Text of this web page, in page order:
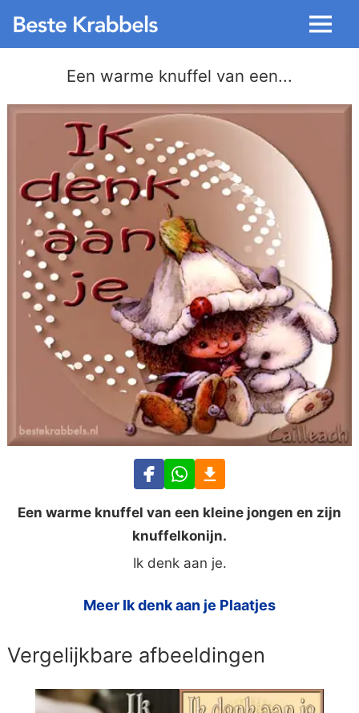
Menu
Een warme knuffel van een...
Een warme knuffel van een kleine jongen en zijn
knuffelkonijn.
Ik denk aan je.
Meer Ik denk aan je Plaatjes
Vergelijkbare afbeeldingen